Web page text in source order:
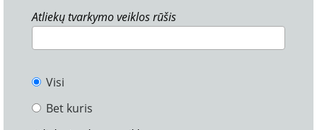
Atliekų tvarkymo veiklos rūšis
Visi
Bet kuris